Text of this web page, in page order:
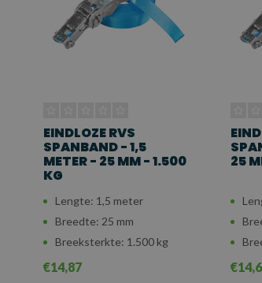
EINDLOZE RVS
SPANBAND - 1,5
METER - 25 MM - 1.500
KG
Lengte: 1,5 meter
Breedte: 25 mm
Breeksterkte: 1.500 kg
€14,87
25